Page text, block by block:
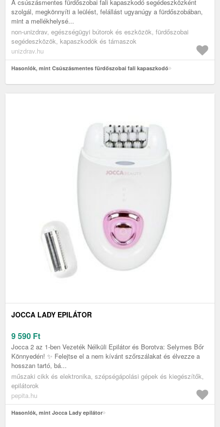
A csúszásmentes fürdőszobai fali kapaszkodó segédeszközként
szolgál, megkönnyíti a leülést, felállást ugyanúgy a fürdőszobában,
mint a mellékhelysé...
non-unizdrav, egészségügyi bútorok és eszközök, fürdőszobai
segédeszközök, kapaszkodók és támaszok
unizdrav.hu
Hasonlók, mint Csúszásmentes fürdőszobai fali kapaszkodó
JOCCA LADY EPILÁTOR
9 590 Ft
Jocca 2 az 1-ben Vezeték Nélküli Epilátor és Borotva: Selymes Bőr
Könnyedén! ✨ Felejtse el a nem kívánt szőrszálakat és élvezze a
hosszan tartó, bá...
műszaki cikk és elektronika, szépségápolási gépek és kiegészítők,
epilátorok
pepita.hu
Hasonlók, mint Jocca Lady epilátor